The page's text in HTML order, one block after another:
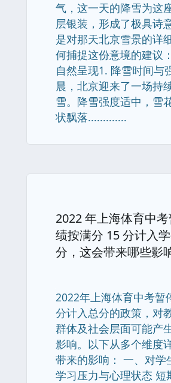
气，这一天的降雪为这
层银装，形成了极具诗
是对那天北京雪景的详
何捕捉这份意境的建议
自然呈现1. 降雪时间与
晨，北京迎来了一场持
雪。降雪强度适中，雪
状飘落.............
2022 年上海体育中
绩按满分 15 分计入
分，这会带来哪些影
2022年上海体育中考暂
分计入总分的政策，对
群体及社会层面可能产
影响。以下从多个维度
带来的影响： 一、对学
学习压力与心理状态 短